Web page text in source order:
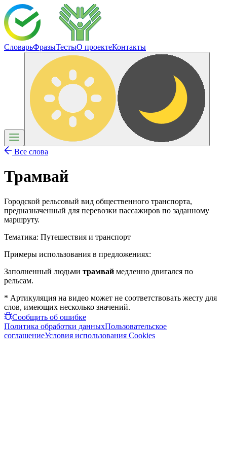
СловарьФразыТестыО проектеКонтакты
Все слова
Трамвай
Городской рельсовый вид общественного транспорта,
предназначенный для перевозки пассажиров по заданному
маршруту.
Тематика: Путешествия и транспорт
Примеры использования в предложениях:
Заполненный людьми трамвай медленно двигался по
рельсам.
* Артикуляция на видео может не соответствовать жесту для
слов, имеющих несколько значений.
Сообщить об ошибке
Политика обработки данныхПользовательское
соглашениеУсловия использования Cookies